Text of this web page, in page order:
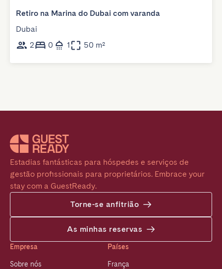
Retiro na Marina do Dubai com varanda
Dubai
2
0 1 50 m²
Estadias fantásticas para hóspedes e serviços de
gestão profissionais para proprietários. Embrace your
stay com a GuestReady.
Torne-se anfitrião
As minhas reservas
Empresa
Sobre nós
Países
França